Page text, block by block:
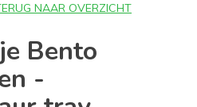
Bento
-
NAAR OVERZICHT